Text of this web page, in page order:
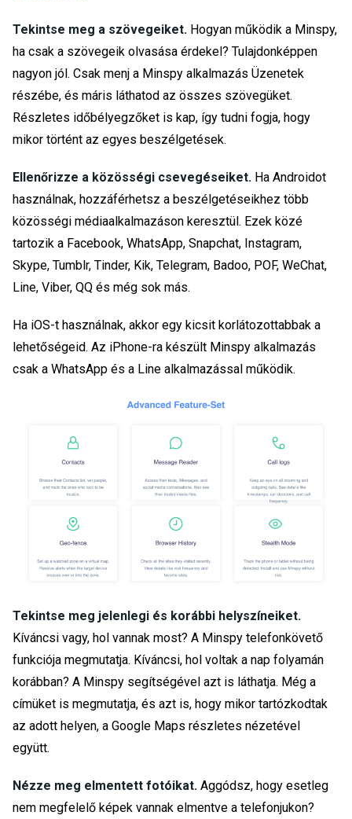
Tekintse meg a szövegeiket. Hogyan működik a Minspy,
ha csak a szövegeik olvasása érdekel? Tulajdonképpen
nagyon jól. Csak menj a Minspy alkalmazás Üzenetek
részébe, és máris láthatod az összes szövegüket.
Részletes időbélyegzőket is kap, így tudni fogja, hogy
mikor történt az egyes beszélgetések.
Ellenőrizze a közösségi csevegéseiket. Ha Androidot
használnak, hozzáférhetsz a beszélgetéseikhez több
közösségi médiaalkalmazáson keresztül. Ezek közé
tartozik a Facebook, WhatsApp, Snapchat, Instagram,
Skype, Tumblr, Tinder, Kik, Telegram, Badoo, POF, WeChat,
Line, Viber, QQ és még sok más.
Ha iOS-t használnak, akkor egy kicsit korlátozottabbak a
lehetőségeid. Az iPhone-ra készült Minspy alkalmazás
csak a WhatsApp és a Line alkalmazással működik.
Tekintse meg jelenlegi és korábbi helyszíneiket.
Kíváncsi vagy, hol vannak most? A Minspy telefonkövető
funkciója megmutatja. Kíváncsi, hol voltak a nap folyamán
korábban? A Minspy segítségével azt is láthatja. Még a
címüket is megmutatja, és azt is, hogy mikor tartózkodtak
az adott helyen, a Google Maps részletes nézetével
együtt.
Nézze meg elmentett fotóikat. Aggódsz, hogy esetleg
nem megfelelő képek vannak elmentve a telefonjukon?